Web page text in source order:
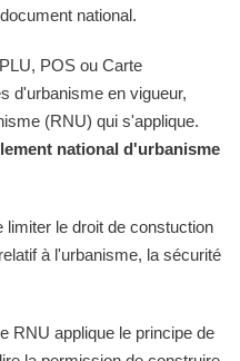
national.
POS ou Carte
d'urbanisme en vigueur,
(RNU) qui s'applique.
national d'urbanisme
le droit de constuction
à l'urbanisme, la sécurité
RNU applique le principe de